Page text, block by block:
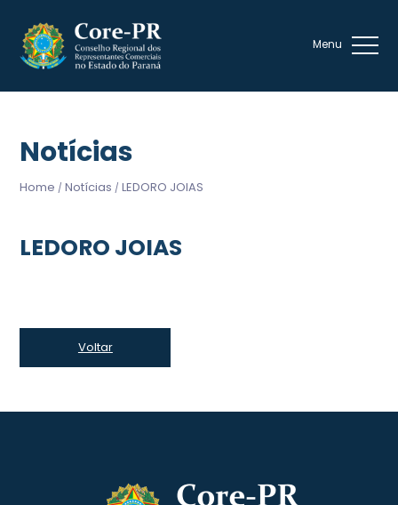
Notícias
Home / Notícias / LEDORO JOIAS
LEDORO JOIAS
Voltar